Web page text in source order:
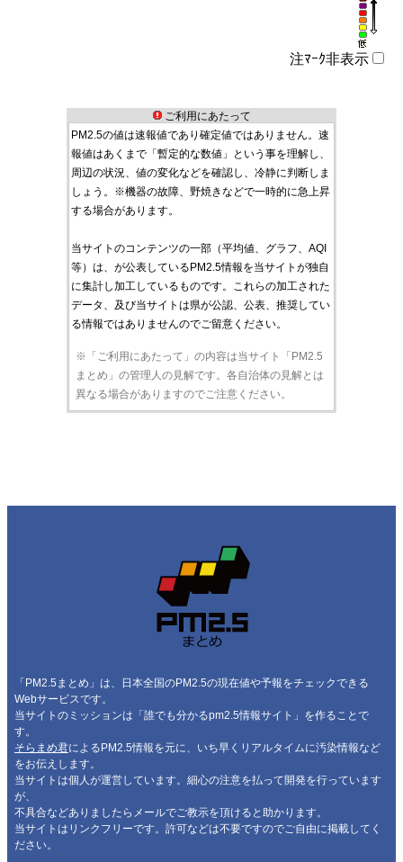
注ﾏｰｸ非表示
ご利用にあたって
PM2.5の値は速報値であり確定値ではありません。速
報値はあくまで「暫定的な数値」という事を理解し、
周辺の状況、値の変化などを確認し、冷静に判断しま
しょう。※機器の故障、野焼きなどで一時的に急上昇
する場合があります。
当サイトのコンテンツの一部（平均値、グラフ、AQI
等）は、が公表しているPM2.5情報を当サイトが独自
に集計し加工しているものです。これらの加工された
データ、及び当サイトは県が公認、公表、推奨してい
る情報ではありませんのでご留意ください。
※「ご利用にあたって」の内容は当サイト「PM2.5
まとめ」の管理人の見解です。各自治体の見解とは
異なる場合がありますのでご注意ください。
「PM2.5まとめ」は、日本全国のPM2.5の現在値や予報をチェックできる
Webサービスです。
当サイトのミッションは「誰でも分かるpm2.5情報サイト」を作ることで
す。
そらまめ君によるPM2.5情報を元に、いち早くリアルタイムに汚染情報など
をお伝えします。
当サイトは個人が運営しています。細心の注意を払って開発を行っています
が、
不具合などありましたらメールでご教示を頂けると助かります。
当サイトはリンクフリーです。許可などは不要ですのでご自由に掲載してく
ださい。